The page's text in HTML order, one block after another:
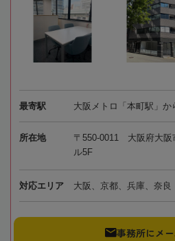
最寄駅 大阪メトロ「本町駅」か
所在地
〒550-0011 大阪府大
ル5F
対応エリア 大阪、京都、兵庫、奈良
事務所にメ